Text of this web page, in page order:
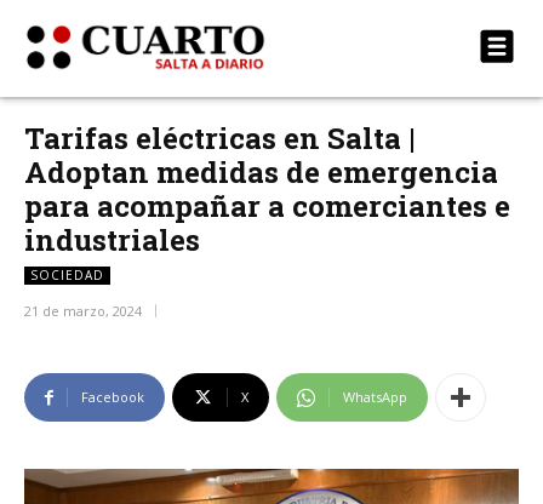
Tarifas eléctricas en Salta |
Adoptan medidas de emergencia
para acompañar a comerciantes e
industriales
SOCIEDAD
21 de marzo, 2024
Facebook X WhatsApp